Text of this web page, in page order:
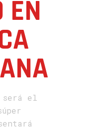
EN
será el